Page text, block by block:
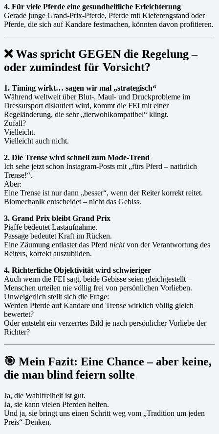
4. Für viele Pferde eine gesundheitliche Erleichterung
Gerade junge Grand-Prix-Pferde, Pferde mit Kieferengstand oder
Pferde, die sich auf Kandare festmachen, könnten davon profitieren.
❌Was spricht GEGEN die Regelung –
oder zumindest für Vorsicht?
1. Timing wirkt… sagen wir mal „strategisch“
Während weltweit über Blut-, Maul- und Druckprobleme im
Dressursport diskutiert wird, kommt die FEI mit einer
Regeländerung, die sehr „tierwohlkompatibel“ klingt.
Zufall?
Vielleicht.
Vielleicht auch nicht.
2. Die Trense wird schnell zum Mode-Trend
Ich sehe jetzt schon Instagram-Posts mit „fürs Pferd – natürlich
Trense!“.
Aber:
Eine Trense ist nur dann „besser“, wenn der Reiter korrekt reitet.
Biomechanik entscheidet – nicht das Gebiss.
3. Grand Prix bleibt Grand Prix
Piaffe bedeutet Lastaufnahme.
Passage bedeutet Kraft im Rücken.
Eine Zäumung entlastet das Pferd nichtvon der Verantwortung des
Reiters, korrekt auszubilden.
4. Richterliche Objektivität wird schwieriger
Auch wenn die FEI sagt, beide Gebisse seien gleichgestellt –
Menschen urteilen nie völlig frei von persönlichen Vorlieben.
Unweigerlich stellt sich die Frage:
Werden Pferde auf Kandare und Trense wirklich völlig gleich
bewertet?
Oder entsteht ein verzerrtes Bild je nach persönlicher Vorliebe der
Richter?
🎯 Mein Fazit: Eine Chance – aber keine,
die man blind feiern sollte
Ja, die Wahlfreiheit ist gut.
Ja, sie kann vielen Pferden helfen.
Und ja, sie bringt uns einen Schritt weg vom „Tradition um jeden
Preis“-Denken.